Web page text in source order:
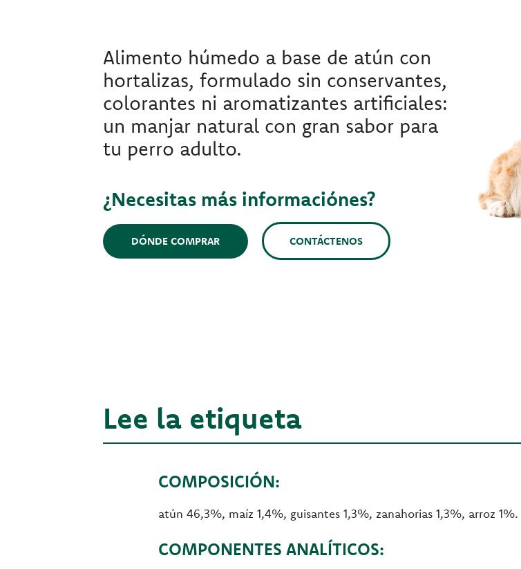
Alimento húmedo a base de atún con
hortalizas, formulado sin conservantes,
colorantes ni aromatizantes artificiales:
un manjar natural con gran sabor para
tu perro adulto.
¿Necesitas más informaciónes?
DÓNDE COMPRAR CONTÁCTENOS
Lee la etiqueta
COMPOSICIÓN:
atún 46,3%, maíz 1,4%, guisantes 1,3%, zanahorias 1,3%, arroz 1%.
COMPONENTES ANALÍTICOS: